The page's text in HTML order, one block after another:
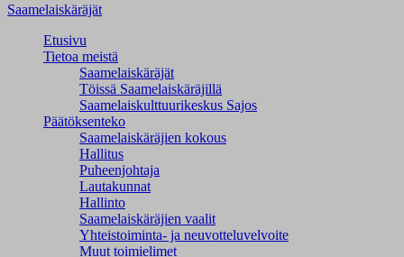
Saamelaiskäräjät
Etusivu
Tietoa meistä
Saamelaiskäräjät
Töissä Saamelaiskäräjillä
Saamelaiskulttuuri­keskus Sajos
Päätöksenteko
Saamelaiskäräjien kokous
Hallitus
Puheenjohtaja
Lautakunnat
Hallinto
Saamelaiskäräjien vaalit
Yhteistoiminta- ja neuvotteluvelvoite
Muut toimielimet